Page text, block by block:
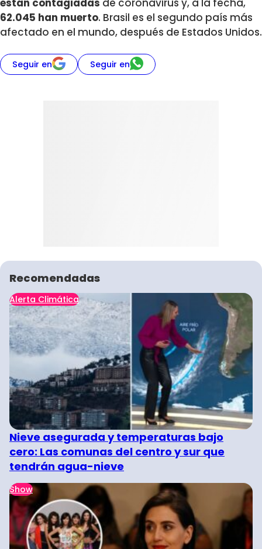
están contagiadas de coronavirus y, a la fecha,
62.045 han muerto. Brasil es el segundo país más
afectado en el mundo, después de Estados Unidos.
Seguir en Seguir en
Recomendadas
Alerta Climática
Nieve asegurada y temperaturas bajo
cero: Las comunas del centro y sur que
tendrán agua-nieve
Show